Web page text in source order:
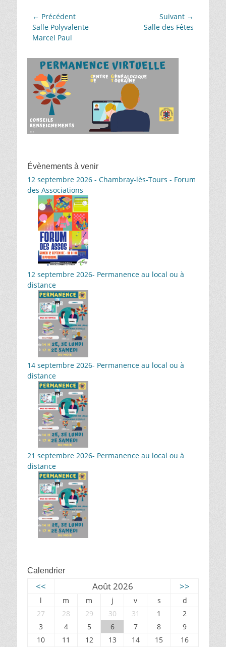
Navigation
de
l’article
← Précédent
Article
précédent :
Salle Polyvalente
Marcel Paul
Suivant →
Salle des Fêtes
Évènements à venir
12 septembre 2026 - Chambray-lès-Tours - Forum
des Associations
12 septembre 2026- Permanence au local ou à
distance
14 septembre 2026- Permanence au local ou à
distance
21 septembre 2026- Permanence au local ou à
distance
Calendrier
<< Août 2026 >>
l m m j v s
d
27
28 29 30 31 1
2
3
4 5 6 7 8
9
10
11 12 13 14 15 16